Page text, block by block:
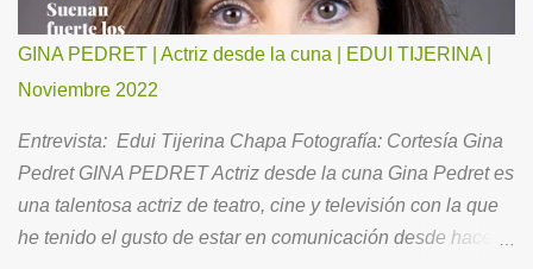
GINA PEDRET | Actriz desde la cuna | EDUI TIJERINA |
Noviembre 2022
Entrevista: Edui Tijerina Chapa Fotografía: Cortesía Gina
Pedret GINA PEDRET Actriz desde la cuna Gina Pedret es
una talentosa actriz de teatro, cine y televisión con la que
he tenido el gusto de estar en comunicación desde hace